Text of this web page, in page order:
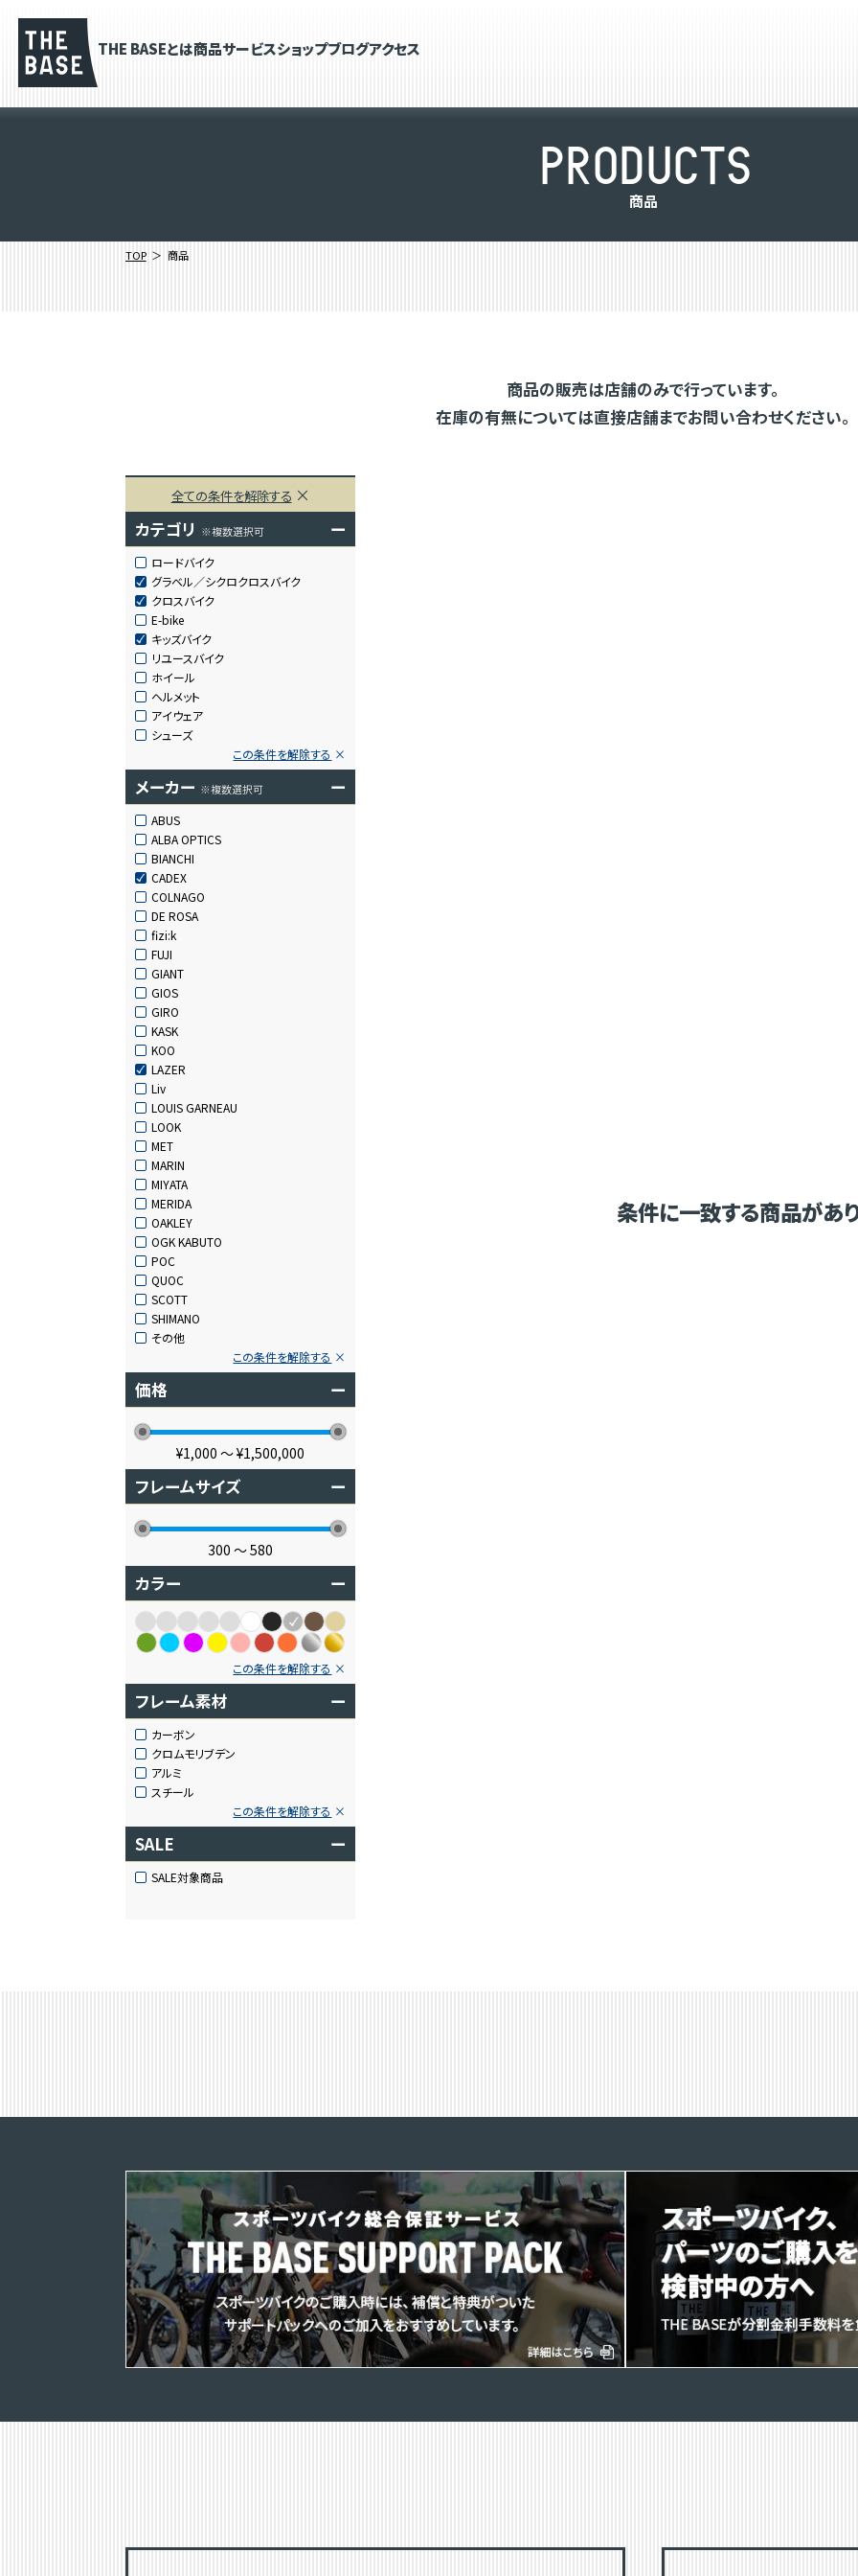
THE BASEとは商品サービスショップブログアクセス
PRODUCTS
商品
TOP 商品
商品の販売は店舗のみで行っています。
在庫の有無については直接店舗までお問い合わせください。
全ての条件を解除する
カテゴリ ※複数選択可 ー
ロードバイク
グラベル／シクロクロスバイク
クロスバイク
E-bike
キッズバイク
リユースバイク
ホイール
ヘルメット
アイウェア
シューズ
この条件を解除する
メーカー ※複数選択可 ー
ABUS
ALBA OPTICS
BIANCHI
CADEX
COLNAGO
DE ROSA
fizi:k
FUJI
GIANT
GIOS
GIRO
KASK
KOO
LAZER
Liv
LOUIS GARNEAU
LOOK
MET
MARIN
MIYATA
MERIDA
OAKLEY
OGK KABUTO
POC
QUOC
SCOTT
SHIMANO
その他
この条件を解除する
価格 ー
¥1,000 〜¥1,500,000
フレームサイズ ー
300 〜580
カラー ー
この条件を解除する
フレーム素材 ー
カーボン
クロムモリブデン
アルミ
スチール
この条件を解除する
SALE ー
SALE対象商品
条件に一致する商品があ